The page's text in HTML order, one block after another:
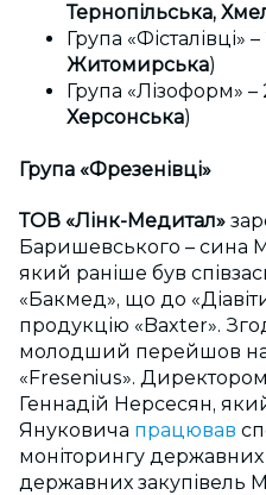
Тернопільська,
Група «Фісталівці»
Житомирська)
Група «Лізоформ» –
Херсонська)
Група «Фрезенівці»
ТОВ «Лінк-Медитал»
Баришевського – сина
який раніше був
«Бакмед», що до
продукцію «Baxter».
молодший перейшов на
«Fresenius».
Геннадій Нерсесян,
Януковича працював
моніторингу
державних закупівель